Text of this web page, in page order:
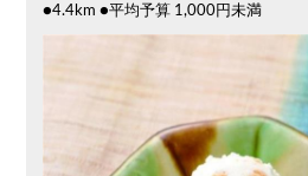
●4.4km ●平均予算 1,000円未満